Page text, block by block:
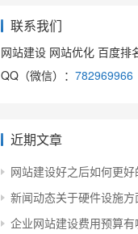
联系我们
网站建设 网站优化 百度排
QQ（微信）： 782969966
近期文章
网站建设好之后如何更
新闻动态关于硬件设施方
企业网站建设费用预算有